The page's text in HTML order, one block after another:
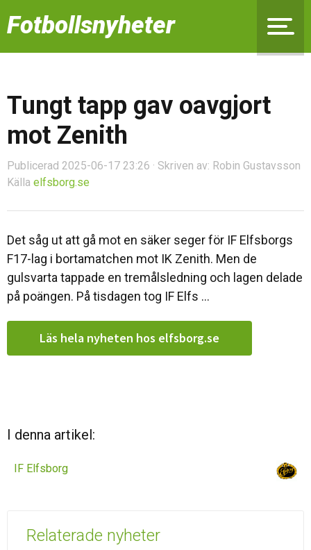
Fotbollsnyheter
Tungt tapp gav oavgjort
mot Zenith
Publicerad 2025-06-17 23:26 · Skriven av: Robin Gustavsson
Källa elfsborg.se
Det såg ut att gå mot en säker seger för IF Elfsborgs
F17-lag i bortamatchen mot IK Zenith. Men de
gulsvarta tappade en tremålsledning och lagen delade
på poängen. På tisdagen tog IF Elfs ...
Läs hela nyheten hos elfsborg.se
I denna artikel:
IF Elfsborg
Relaterade nyheter